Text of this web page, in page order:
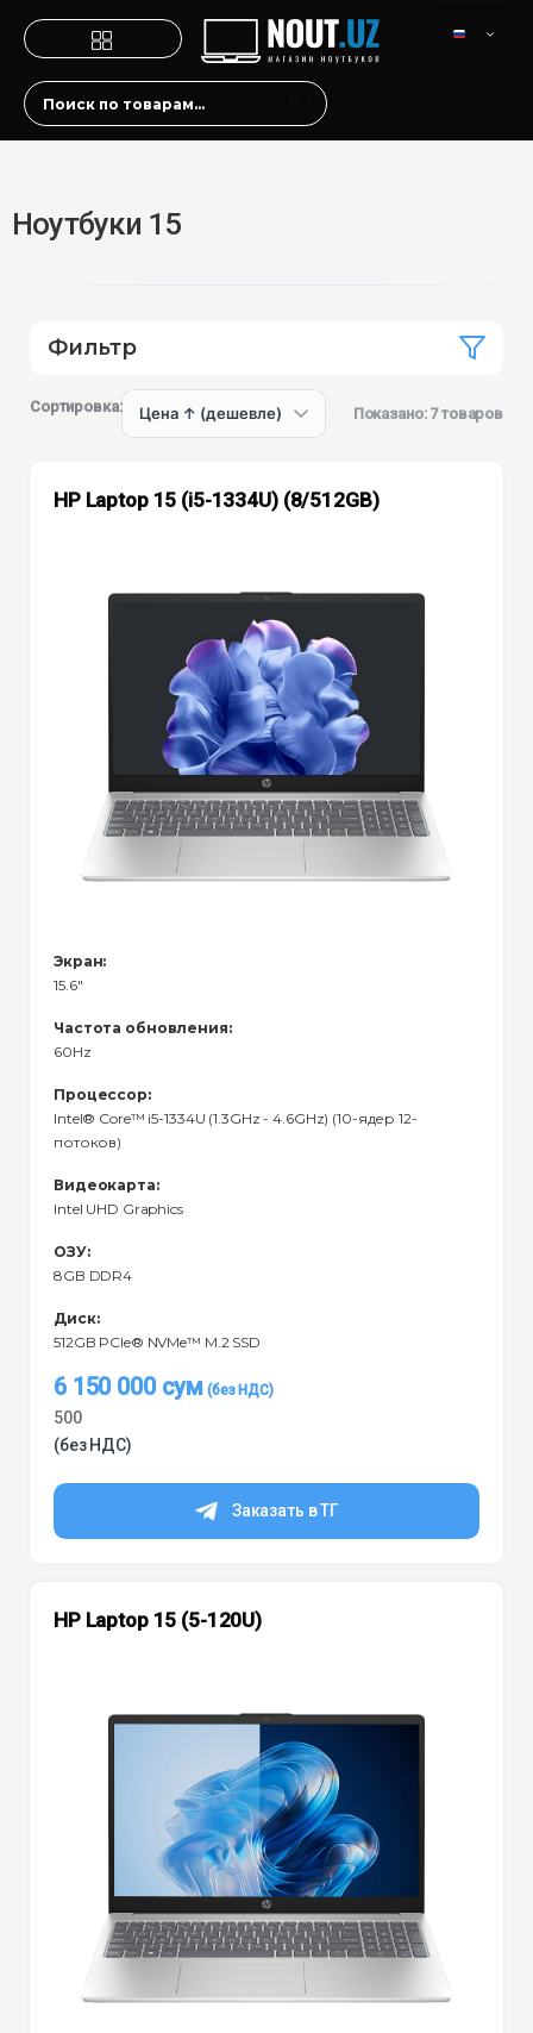
Ноутбуки 15
Фильтр
Сортировка: Показано: 7 товаров
HP Laptop 15 (i5-1334U) (8/512GB)
Экран:
15.6"
Частота обновления:
60Hz
Процессор:
Intel® Core™ i5-1334U (1.3GHz - 4.6GHz) (10-ядер 12-
потоков)
Видеокарта:
Intel UHD Graphics
ОЗУ:
8GB DDR4
Диск:
512GB PCIe® NVMe™ M.2 SSD
6 150 000 сум
500
(без НДС)
Заказать в ТГ
HP Laptop 15 (5-120U)